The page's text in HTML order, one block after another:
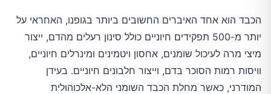
קפה – המשקה המפתיע שמגן על הכבד
תה ירוק – אוצר של נוגדי חמצון רבי עוצמה
שמן זית – הזהב הנוזלי של הדיאטה הים תיכונית
הכבד הוא אחד האיברים החשובים ביותר בגופנו, האחראי על
יותר מ-500 תפקידים חיוניים כולל סינון רעלים מהדם, ייצור
מיצי מרה לעיכול שומנים, אחסון ויטמינים ומינרלים חיוניים,
וויסות רמות הסוכר בדם, וייצור חלבונים חיוניים. בעידן
המודרני, כאשר מחלת הכבד השומני הלא-אלכוהולית